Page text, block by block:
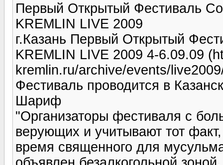
Первый Открытый Фестиваль
KREMLIN LIVE 2009
г.Казань Первый Открытый
KREMLIN LIVE 2009 4-6.09.09
kremlin.ru/archive/events/
Фестиваль проводится в
Шариф
"Организаторы фестиваля с
верующих и учитывают тот
время священного для